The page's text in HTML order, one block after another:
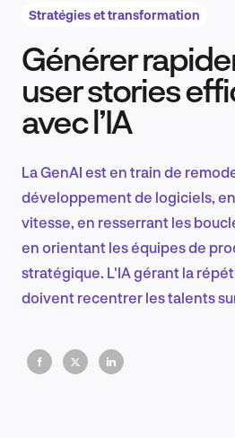
Recherche et
EN
Stratégies et transformation
Générer
user stories
avec l’IA
La GenAI est en train de
développement de logiciels,
vitesse, en resserrant les
en orientant les équipes de
stratégique. L'IA gérant la
doivent recentrer les talents
L'avantage réside désormais
vous l'utilisez.